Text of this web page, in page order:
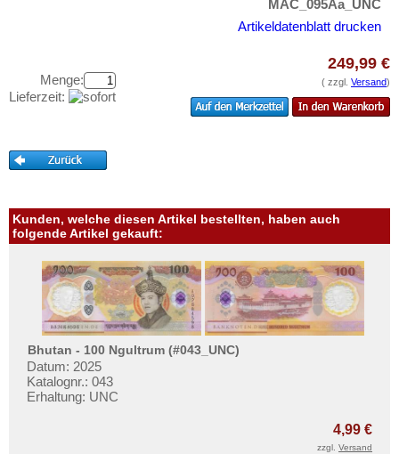
Nepal
Niederländisch Indien
Oman
Philippinen
Portugiesisch Indien
Saudi Arabien
Singapur
Sri Lanka
Straits Settlements
Süd-Ossetien
Südkorea
Aufbewahrung
Ihre Bewertungen
Informationen
Preislisten
Ankauf
Erhaltungsgrade
Gratisbanknoten
FAQ
Mehr über...
MAC_095Aa_UNC
Artikeldatenblatt drucken
Menge:
Lieferzeit:
249,99 €
( zzgl. Versand)
Kunden, welche diesen Artikel bestellten, haben auch
folgende Artikel gekauft:
Bhutan - 100 Ngultrum (#043_UNC)
Datum: 2025
Katalognr.: 043
Erhaltung: UNC
4,99 €
zzgl. Versand